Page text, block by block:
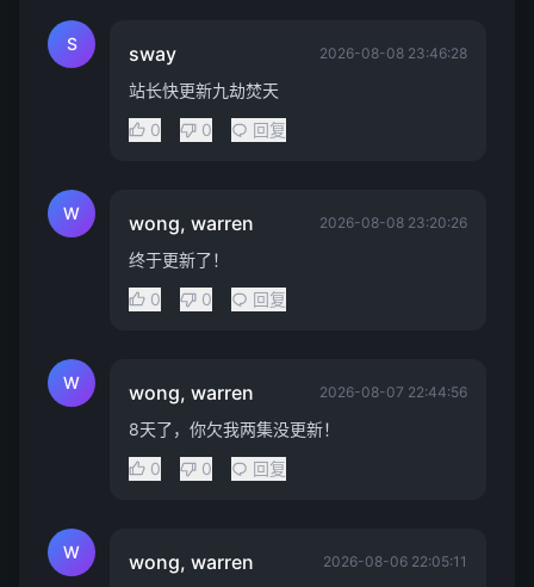
S sway 2026-08-08 23:46:28
站长快更新九劫焚天
0
0 回复
W wong, warren 2026-08-08 23:20:26
终于更新了！
0
0 回复
W wong, warren 2026-08-07 22:44:56
8天了，你欠我两集没更新！
0
0 回复
W wong, warren 2026-08-06 22:05:11